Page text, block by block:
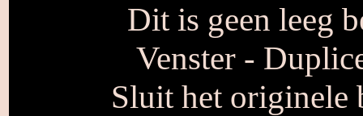
Dit is geen leeg
Venster -
Sluit het originele